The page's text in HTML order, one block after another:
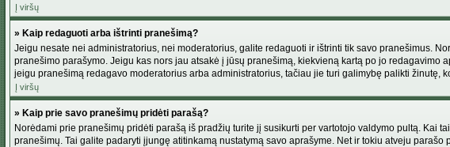
Į viršų
» Kaip redaguoti arba ištrinti pranešimą?
Jeigu nesate nei administratorius, nei moderatorius, galite redaguoti ir ištrinti tik savo pranešimus.
pranešimo parašymo. Jeigu kas nors jau atsakė į jūsų pranešimą, kiekvieną kartą po jo
jeigu pranešimą redagavo moderatorius arba administratorius, tačiau jie turi galimybę palikti
Į viršų
» Kaip prie savo pranešimų pridėti parašą?
Norėdami prie pranešimų pridėti parašą iš pradžių turite jį susikurti per vartotojo valdymo pultą. Kai
pranešimų. Tai galite padaryti įjungę atitinkamą nustatymą savo aprašyme. Net ir tokiu atveju